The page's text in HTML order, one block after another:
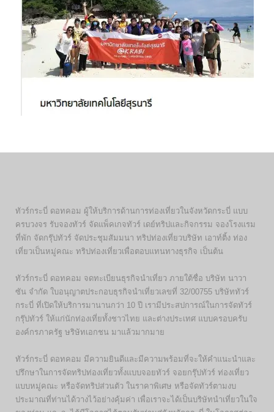
ทัวร์กระบี่ ดอทคอม ผู้ให้บริการด้านการท่องเที่ยวในจังหวัดกระบี่ แบบ
ครบวงจร รับจองทัวร์ จัดแพ็คเกจทัวร์ เดย์ทริปและกิจกรรม จองโรงแรม
ที่พัก จัดกรุ๊ปทัวร์ จัดประชุมสัมมนา ทริปท่องเที่ยวบริษัท เอาท์ติ้ง ท่อง
เที่ยวเป็นหมู่คณะ ทริปท่องเที่ยวเพื่อตอบแทนทางธุรกิจ เป็นต้น
ทัวร์กระบี่ ดอทคอม จดทะเบียนธุรกิจนำเที่ยว ภายใต้ชื่อ บริษัท นาวา
ซัน จำกัด ใบอนุญาตประกอบธุรกิจนำเที่ยวเลขที่ 32/00755 บริษัททัวร์
กระบี่ ที่เปิดให้บริการมานานกว่า 10 ปี เรามีประสปการณ์ในการจัดทัวร์
กรุ๊ปทัวร์ ให้แก่นักท่องเที่ยทั้งชาวไทย และต่างประเทศ แบบครอบครับ
องค์กรภาครัฐ ษริษัทเอกชน มาแล้วมากมาย
ทัวร์กระบี่ ดอทคอม มีความยินดีและมีความพร้อมที่จะให้คำแนะนำและ
ปรึกษาในการจัดทริปท่องเที่ยวทั้งแบบจอยทัวร์ จอยกรุ๊ปทัวร์ ท่องเที่ยว
แบบหมู่คณะ หรือจัดทริปส่วนตัว ในราคาพิเศษ หรือจัดทัวร์ตามงบ
ประมาณที่ท่านได้วางไว้อย่างคุ้มค่า เพื่อเราจะได้เป็นบริษัทนำเที่ยวในใจ